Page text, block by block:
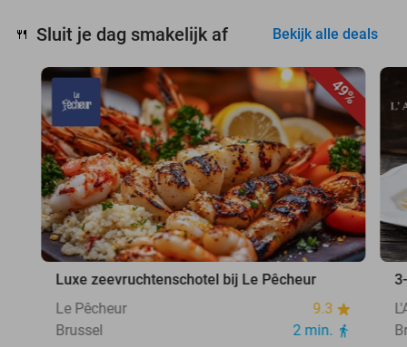
🍴 Sluit je dag smakelijk af Bekijk alle deals
49%
Luxe zeevruchtenschotel bij Le Pêcheur
Le Pêcheur
9.3
Brussel
2 min.